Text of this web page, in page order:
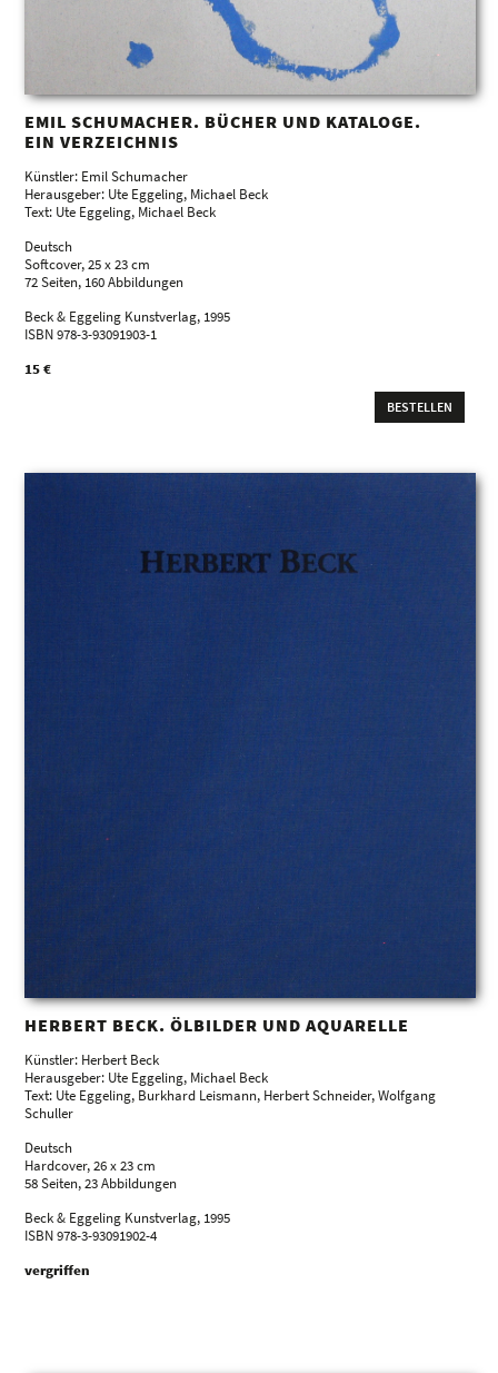
EMIL SCHUMACHER. BÜCHER UND KATALOGE.
EIN VERZEICHNIS
Künstler: Emil Schumacher
Herausgeber: Ute Eggeling, Michael Beck
Text: Ute Eggeling, Michael Beck
Deutsch
Softcover, 25 x 23 cm
72 Seiten, 160 Abbildungen
Beck & Eggeling Kunstverlag, 1995
ISBN 978-3-93091903-1
15 €
BESTELLEN
HERBERT BECK. ÖLBILDER UND AQUARELLE
Künstler: Herbert Beck
Herausgeber: Ute Eggeling, Michael Beck
Text: Ute Eggeling, Burkhard Leismann, Herbert Schneider, Wolfgang
Schuller
Deutsch
Hardcover, 26 x 23 cm
58 Seiten, 23 Abbildungen
Beck & Eggeling Kunstverlag, 1995
ISBN 978-3-93091902-4
vergriffen